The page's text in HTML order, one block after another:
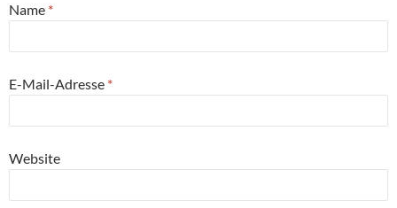
Name *
E-Mail-Adresse *
Website